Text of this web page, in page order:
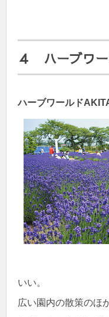
４ ハーブワ
ハーブワールド
いい。
広い園内の散策のほ